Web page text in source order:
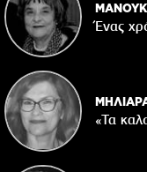
Ένας
«Τα